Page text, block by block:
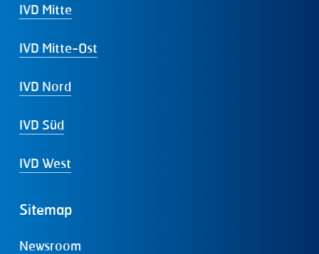
IVD Mitte
IVD Mitte-Ost
IVD Nord
IVD Süd
IVD West
Sitemap
Newsroom